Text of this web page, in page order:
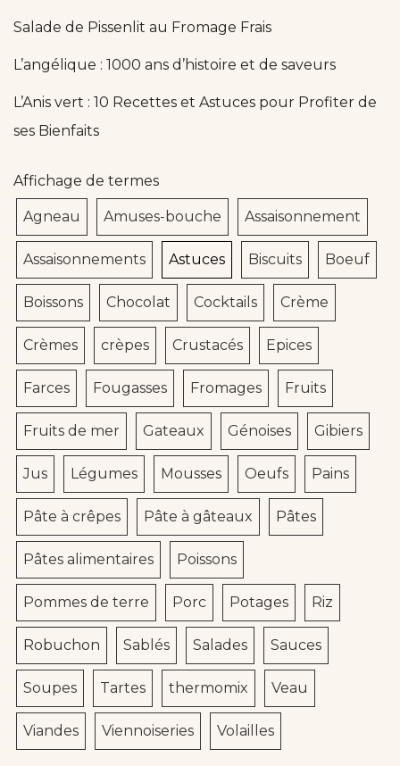
Salade de Pissenlit au Fromage Frais
L’angélique : 1000 ans d’histoire et de saveurs
L’Anis vert : 10 Recettes et Astuces pour Profiter de
ses Bienfaits
Affichage de termes
Agneau Amuses-bouche Assaisonnement
Assaisonnements Astuces Biscuits Boeuf
Boissons Chocolat Cocktails Crème
Crèmes crèpes Crustacés Epices
Farces Fougasses Fromages Fruits
Fruits de mer Gateaux Génoises Gibiers
Jus Légumes Mousses Oeufs Pains
Pâte à crêpes Pâte à gâteaux Pâtes
Pâtes alimentaires Poissons
Pommes de terre Porc Potages Riz
Robuchon Sablés Salades Sauces
Soupes Tartes thermomix Veau
Viandes Viennoiseries Volailles